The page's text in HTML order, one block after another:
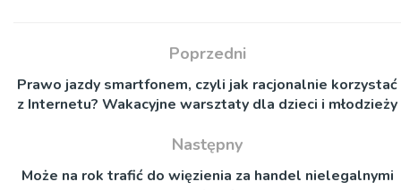
Poprzedni
Prawo jazdy smartfonem, czyli jak racjonalnie korzystać
z Internetu? Wakacyjne warsztaty dla dzieci i młodzieży
Następny
Może na rok trafić do więzienia za handel nielegalnymi